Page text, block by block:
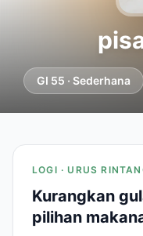
GI 55 · Sederhana
LOGI · URUS
Kurangkan
pilihan